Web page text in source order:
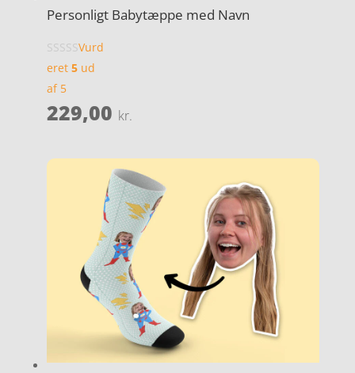
Personligt Babytæppe med Navn
Vurd
eret 5ud
af 5
229,00 kr.